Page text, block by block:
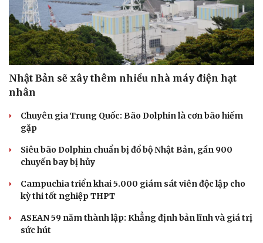
Nhật Bản sẽ xây thêm nhiều nhà máy điện hạt
nhân
Chuyên gia Trung Quốc: Bão Dolphin là cơn bão hiếm
gặp
Siêu bão Dolphin chuẩn bị đổ bộ Nhật Bản, gần 900
chuyến bay bị hủy
Campuchia triển khai 5.000 giám sát viên độc lập cho
kỳ thi tốt nghiệp THPT
ASEAN 59 năm thành lập: Khẳng định bản lĩnh và giá trị
sức hút